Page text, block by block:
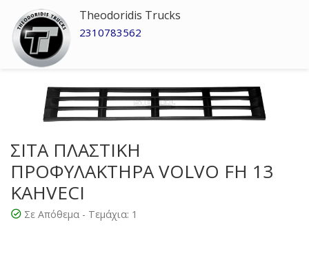
Theodoridis Trucks
2310783562
ΣΙΤΑ ΠΛΑΣΤΙΚΗ
ΠΡΟΦΥΛΑΚΤΗΡΑ VOLVO FH 13
KAHVECI
Σε Απόθεμα - Τεμάχια: 1